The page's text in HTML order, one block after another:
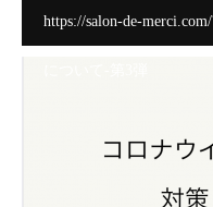
https://salon-de-